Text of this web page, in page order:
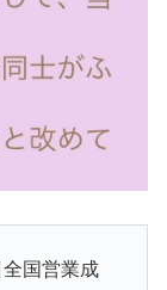
国営業成